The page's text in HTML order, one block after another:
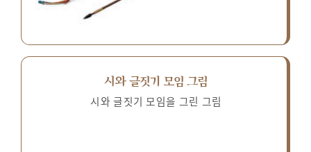
시와 글짓기 모임 그림
시와 글짓기 모임을 그린 그림